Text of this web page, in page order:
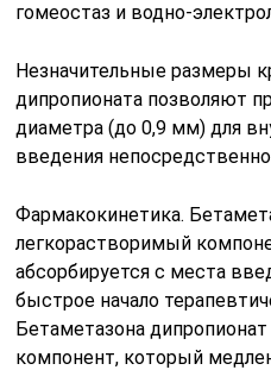
гомеостаз и водно-
Незначительные размеры
дипропионата позволяют
диаметра (до 0,9 мм) для
введения
Фармакокинетика.
легкорастворимый
абсорбируется с места
быстрое начало
Бетаметазона
компонент, который